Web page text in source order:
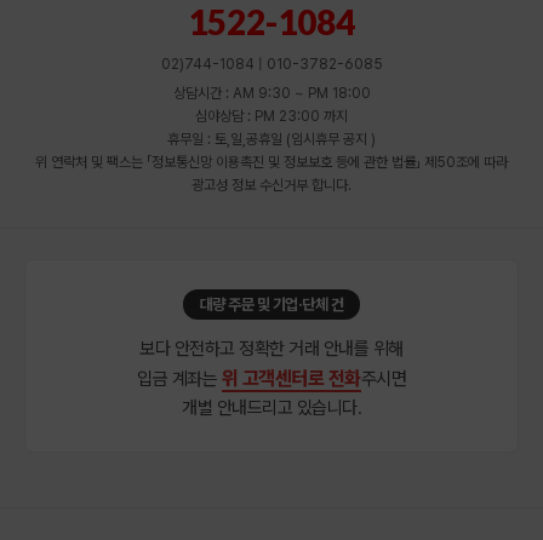
1522-1084
02)744-1084 | 010-3782-6085
상담시간 : AM 9:30 ~ PM 18:00
심야상담 : PM 23:00 까지
휴무일 : 토,일,공휴일 (임시휴무 공지 )
위 연락처 및 팩스는 「정보통신망 이용촉진 및 정보보호 등에 관한 법률」 제50조에 따라
광고성 정보 수신거부 합니다.
대량 주문 및 기업·단체 건
보다 안전하고 정확한 거래 안내를 위해
입금 계좌는 위 고객센터로 전화주시면
개별 안내드리고 있습니다.